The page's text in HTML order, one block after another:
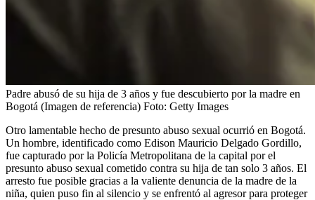
Padre abusó de su hija de 3 años y fue descubierto por la madre en
Bogotá (Imagen de referencia) Foto: Getty Images
Otro lamentable hecho de presunto abuso sexual ocurrió en Bogotá.
Un hombre, identificado como Edison Mauricio Delgado Gordillo,
fue capturado por la Policía Metropolitana de la capital por el
presunto abuso sexual cometido contra su hija de tan solo 3 años. El
arresto fue posible gracias a la valiente denuncia de la madre de la
niña, quien puso fin al silencio y se enfrentó al agresor para proteger